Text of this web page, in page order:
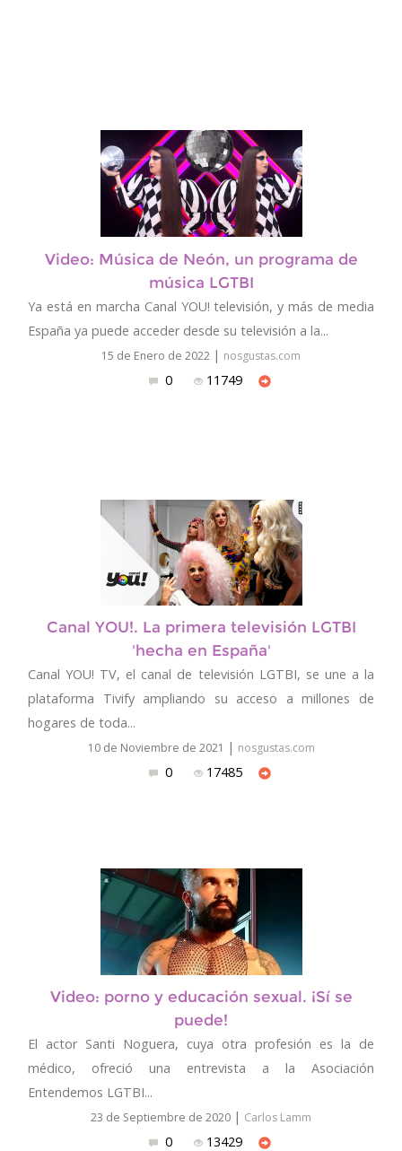
Video: Música de Neón, un programa de
música LGTBI
Ya está en marcha Canal YOU! televisión, y más de media
España ya puede acceder desde su televisión a la...
15 de Enero de 2022 | nosgustas.com
0 11749
Canal YOU!. La primera televisión LGTBI
'hecha en España'
Canal YOU! TV, el canal de televisión LGTBI, se une a la
plataforma Tivify ampliando su acceso a millones de
hogares de toda...
10 de Noviembre de 2021 | nosgustas.com
0 17485
Video: porno y educación sexual. ¡Sí se
puede!
El actor Santi Noguera, cuya otra profesión es la de
médico, ofreció una entrevista a la Asociación
Entendemos LGTBI...
23 de Septiembre de 2020 | Carlos Lamm
0 13429